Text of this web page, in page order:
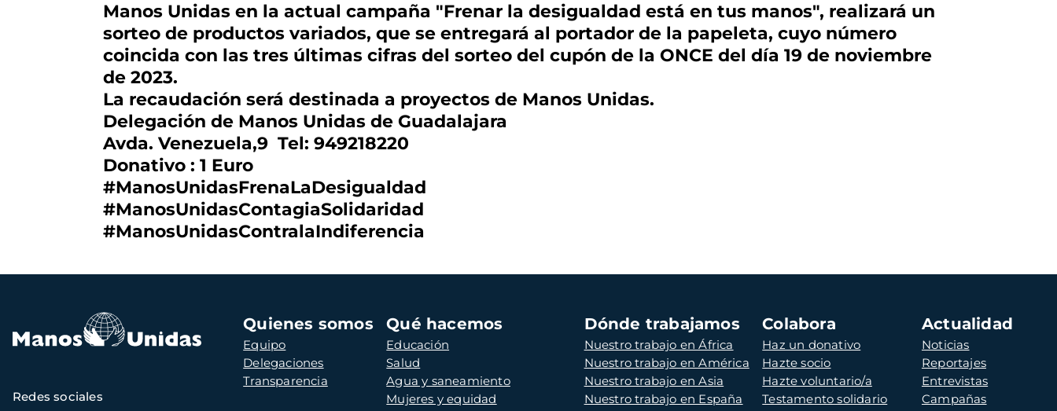
Manos Unidas en la actual campaña "Frenar la desigualdad está en tus manos", realizará un
sorteo de productos variados, que se entregará al portador de la papeleta, cuyo número
coincida con las tres últimas cifras del sorteo del cupón de la ONCE del día 19 de noviembre
de 2023.
La recaudación será destinada a proyectos de Manos Unidas.
Delegación de Manos Unidas de Guadalajara
Avda. Venezuela,9 Tel: 949218220
Donativo : 1 Euro
#ManosUnidasFrenaLaDesigualdad
#ManosUnidasContagiaSolidaridad
#ManosUnidasContralaIndiferencia
Navegación
principal
Quienes somos
Equipo
Delegaciones
Transparencia
Qué hacemos
Educación
Salud
Agua y saneamiento
Mujeres y equidad
Dónde trabajamos
Nuestro trabajo en África
Nuestro trabajo en América
Nuestro trabajo en Asia
Nuestro trabajo en España
Colabora
Haz un donativo
Hazte socio
Hazte voluntario/a
Testamento solidario
Actualidad
Noticias
Reportajes
Entrevistas
Campañas
Redes sociales